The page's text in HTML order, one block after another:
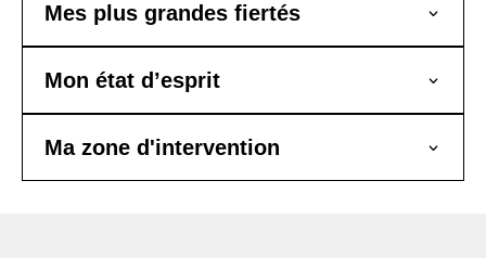
Mes plus grandes fiertés
Mon état d’esprit
Ma zone d'intervention